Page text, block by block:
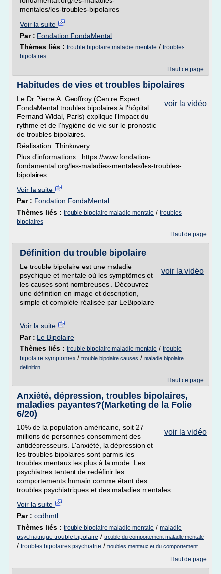
mentales/les-troubles-bipolaires
Voir la suite
Par : Fondation FondaMental
Thèmes liés : trouble bipolaire maladie mentale / troubles
bipolaires
Haut de page
Habitudes de vies et troubles bipolaires
voir la vidéo
Le Dr Pierre A. Geoffroy (Centre Expert
FondaMental troubles bipolaires à l'hôpital
Fernand Widal, Paris) explique l'impact du
rythme et de l'hygiène de vie sur le pronostic
de troubles bipolaires.
Réalisation: Thinkovery
Plus d'informations : https://www.fondation-
fondamental.org/les-maladies-mentales/les-troubles-
bipolaires
Voir la suite
Par : Fondation FondaMental
Thèmes liés : trouble bipolaire maladie mentale / troubles
bipolaires
Haut de page
Définition du trouble bipolaire
voir la vidéo
Le trouble bipolaire est une maladie
psychique et mentale où les symptômes et
les causes sont nombreuses . Découvrez
une définition en image et description,
simple et complète réalisée par LeBipolaire
Voir la suite
Par : Le Bipolaire
Thèmes liés : trouble bipolaire maladie mentale / trouble
bipolaire symptomes / trouble bipolaire causes / maladie bipolaire
definition
Haut de page
Anxiété, dépression, troubles bipolaires,
maladies payantes?(Marketing de la Folie
6/20)
voir la vidéo
10% de la population américaine, soit 27
millions de personnes consomment des
antidépresseurs. L'anxiété, la dépression et
les troubles bipolaires sont parmis les
troubles mentaux les plus à la mode. Les
psychiatres tentent de redéfinir les
comportements humain comme étant des
troubles psychiatriques et des maladies mentales.
Voir la suite
Par : ccdhmtl
Thèmes liés : trouble bipolaire maladie mentale / maladie
psychiatrique trouble bipolaire / trouble du comportement maladie mentale
/ troubles bipolaires psychiatrie / troubles mentaux et du comportement
Haut de page